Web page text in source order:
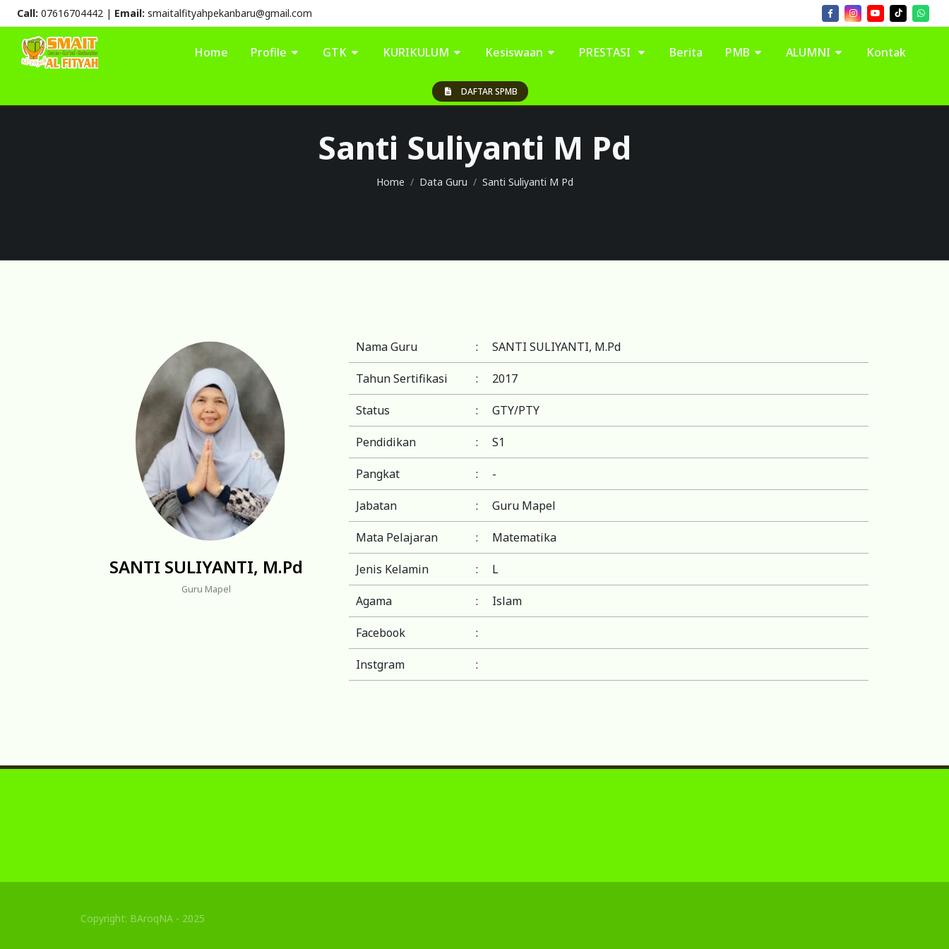
Call: 07616704442 | Email: smaitalfityahpekanbaru@gmail.com
DAFTAR SPMB
Home Profile GTK KURIKULUM Kesiswaan PRESTASI Berita PMB ALUMNI Kontak
Santi Suliyanti M Pd
Home Data Guru Santi Suliyanti M Pd
SANTI SULIYANTI, M.Pd
Guru Mapel
Nama Guru : SANTI SULIYANTI, M.Pd
Tahun Sertifikasi : 2017
Status : GTY/PTY
Pendidikan : S1
Pangkat : -
Jabatan : Guru Mapel
Mata Pelajaran : Matematika
Jenis Kelamin : L
Agama : Islam
Facebook :
Instgram :
Copyright: BAroqNA - 2025